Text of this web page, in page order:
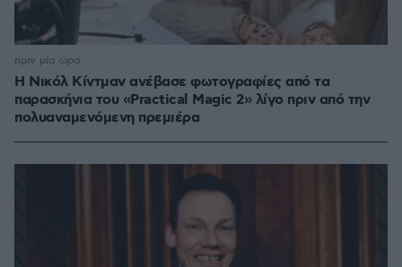
Η Νικόλ Κίντμαν ανέβασε φωτογραφίες από τα
παρασκήνια του «Practical Magic 2» λίγο πριν από την
πολυαναμενόμενη πρεμιέρα
πριν μία ώρα